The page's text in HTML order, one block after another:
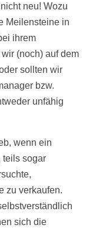
neu! Wozu
Meilensteine in
ihrem
(noch) auf dem
sollten wir
bzw.
unfähig
wenn ein
teils sogar
zu verkaufen.
sich die